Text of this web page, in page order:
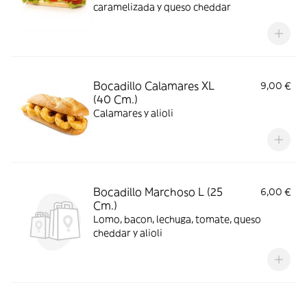
caramelizada y queso cheddar
Bocadillo Calamares XL
(40 Cm.)
9,00 €
Calamares y alioli
Bocadillo Marchoso L (25
Cm.)
6,00 €
Lomo, bacon, lechuga, tomate, queso
cheddar y alioli